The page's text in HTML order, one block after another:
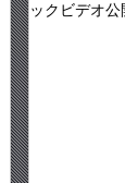
ックビデオ公